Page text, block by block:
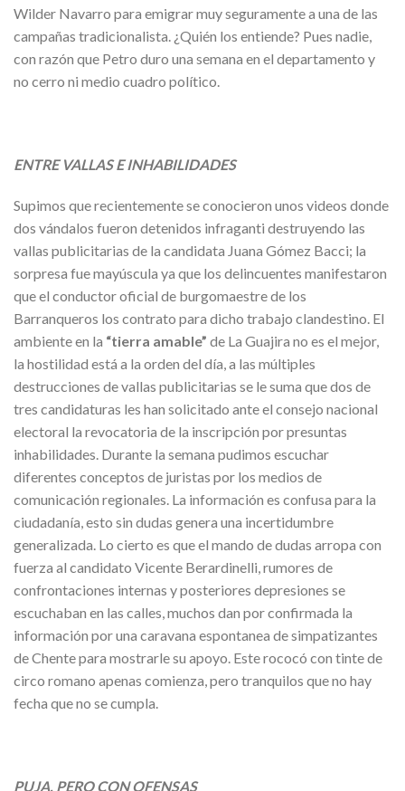
Wilder Navarro para emigrar muy seguramente a una de las
campañas tradicionalista. ¿Quién los entiende? Pues nadie,
con razón que Petro duro una semana en el departamento y
no cerro ni medio cuadro político.
ENTRE VALLAS E INHABILIDADES
Supimos que recientemente se conocieron unos videos donde
dos vándalos fueron detenidos infraganti destruyendo las
vallas publicitarias de la candidata Juana Gómez Bacci; la
sorpresa fue mayúscula ya que los delincuentes manifestaron
que el conductor oficial de burgomaestre de los
Barranqueros los contrato para dicho trabajo clandestino. El
ambiente en la “tierra amable” de La Guajira no es el mejor,
la hostilidad está a la orden del día, a las múltiples
destrucciones de vallas publicitarias se le suma que dos de
tres candidaturas les han solicitado ante el consejo nacional
electoral la revocatoria de la inscripción por presuntas
inhabilidades. Durante la semana pudimos escuchar
diferentes conceptos de juristas por los medios de
comunicación regionales. La información es confusa para la
ciudadanía, esto sin dudas genera una incertidumbre
generalizada. Lo cierto es que el mando de dudas arropa con
fuerza al candidato Vicente Berardinelli, rumores de
confrontaciones internas y posteriores depresiones se
escuchaban en las calles, muchos dan por confirmada la
información por una caravana espontanea de simpatizantes
de Chente para mostrarle su apoyo. Este rococó con tinte de
circo romano apenas comienza, pero tranquilos que no hay
fecha que no se cumpla.
PUJA, PERO CON OFENSAS